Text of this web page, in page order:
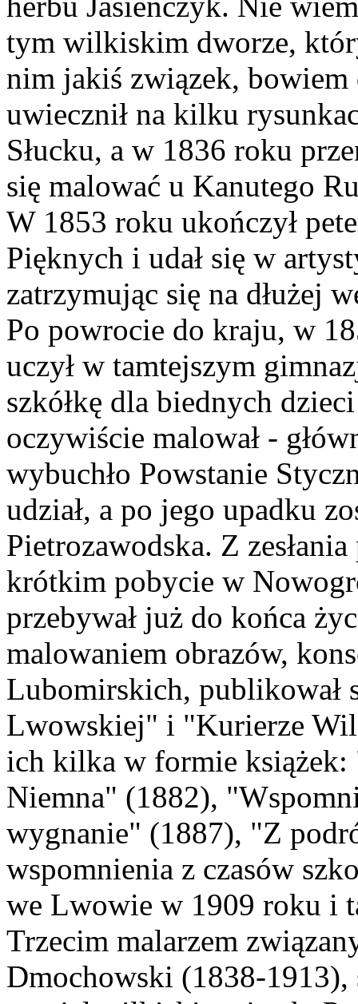
tym wilkiskim dworze,
nim jakiś związek,
uwiecznił na kilku
Słucku, a w 1836 roku
się malować u Kanutego
W 1853 roku ukończył
Pięknych i udał się w
zatrzymując się na dłużej
Po powrocie do kraju, w
uczył w tamtejszym
szkółkę dla biednych
oczywiście malował -
wybuchło Powstanie
udział, a po jego upadku
Pietrozawodska. Z
krótkim pobycie w
przebywał już do końca
malowaniem obrazów,
Lubomirskich, publikował
Lwowskiej" i "Kurierze
ich kilka w formie
Niemna" (1882),
wygnanie" (1887), "Z
wspomnienia z czasów
we Lwowie w 1909 roku i
Trzecim malarzem
Dmochowski (1838-